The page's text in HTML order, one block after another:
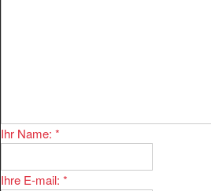
Ihr Name: *
Ihre E-mail: *